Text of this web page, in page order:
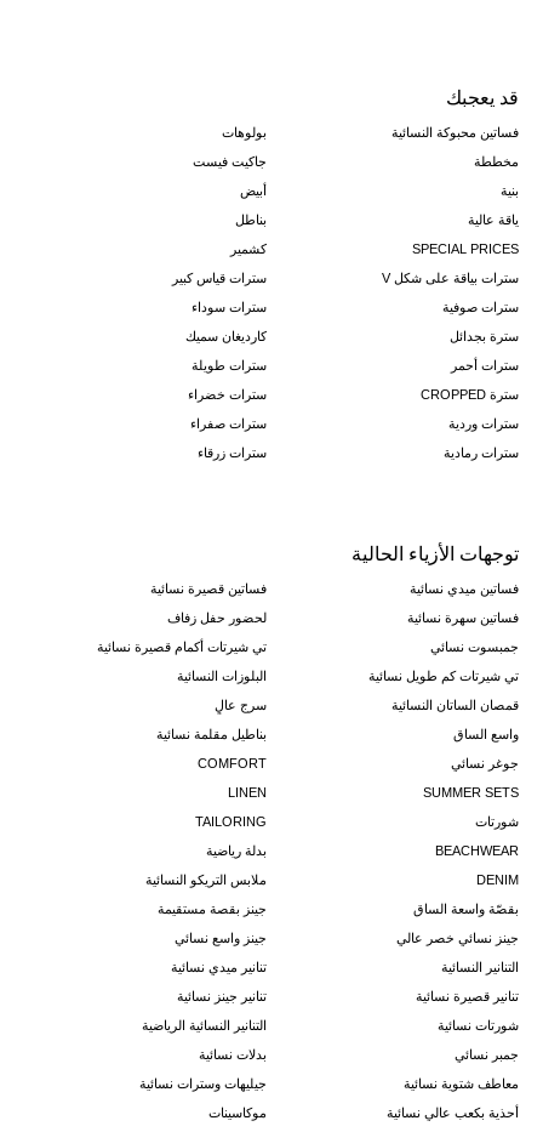
قد يعجبك
فساتين محبوكة النسائية
بولوهات
مخططة
جاكيت فيست
بنية
أبيض
ياقة عالية
بناطل
SPECIAL PRICES
كشمير
سترات بياقة على شكل V
سترات قياس كبير
سترات صوفية
سترات سوداء
سترة بجدائل
كارديغان سميك
سترات أحمر
سترات طويلة
سترة CROPPED
سترات خضراء
سترات وردية
سترات صفراء
سترات رمادية
سترات زرقاء
توجهات الأزياء الحالية
فساتين ميدي نسائية
فساتين قصيرة نسائية
فساتين سهرة نسائية
لحضور حفل زفاف
جمبسوت نسائي
تي شيرتات أكمام قصيرة نسائية
تي شيرتات كم طويل نسائية
البلوزات النسائية
قمصان الساتان النسائية
سرج عالٍ
واسع الساق
بناطيل مقلمة نسائية
جوغر نسائي
COMFORT
SUMMER SETS
LINEN
شورتات
TAILORING
BEACHWEAR
بدلة رياضية
DENIM
ملابس التريكو النسائية
بقصّة واسعة الساق
جينز بقصة مستقيمة
جينز نسائي خصر عالي
جينز واسع نسائي
التنانير النسائية
تنانير ميدي نسائية
تنانير قصيرة نسائية
تنانير جينز نسائية
شورتات نسائية
التنانير النسائية الرياضية
جمبر نسائي
بدلات نسائية
معاطف شتوية نسائية
جيليهات وسترات نسائية
أحذية بكعب عالي نسائية
موكاسينات